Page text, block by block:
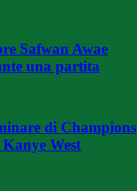
Safwan Awae
una partita
di Champions
West